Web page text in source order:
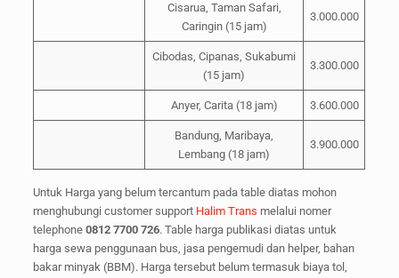
Cisarua, Taman Safari,
Caringin (15 jam)
3.000.000
Cibodas, Cipanas, Sukabumi
(15 jam)
3.300.000
Anyer, Carita (18 jam) 3.600.000
Bandung, Maribaya,
Lembang (18 jam)
3.900.000
Untuk Harga yang belum tercantum pada table diatas mohon
menghubungi customer support Halim Trans melalui nomer
telephone0812 7700 726. Table harga publikasi diatas untuk
harga sewa penggunaan bus, jasa pengemudi dan helper, bahan
bakar minyak (BBM). Harga tersebut belum termasuk biaya tol,